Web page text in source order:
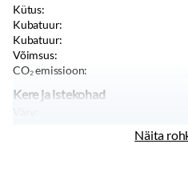
Kütus:
Kubatuur:
Kubatuur:
Võimsus:
CO₂ emissioon:
Kere ja istekohad
Näita